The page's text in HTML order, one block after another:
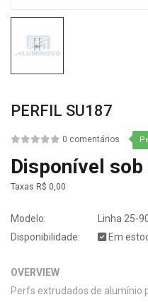
PERFIL SU187
0 comentários
Disponível
Taxas R$ 0,00
Modelo:
Linha 25-
Disponibilidade:
Em
OVERVIEW
Perfs extrudados de alumínio